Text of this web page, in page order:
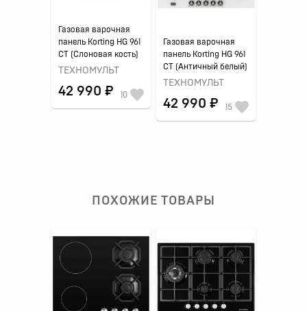
Газовая варочная
панель Korting HG 961
CT (Слоновая кость)
ТЕХНОМУЛЬТ
42 990 ₽ 10
Газовая варочная
панель Korting HG 961
CT (Античный белый)
ТЕХНОМУЛЬТ
42 990 ₽ 15
ПОХОЖИЕ ТОВАРЫ